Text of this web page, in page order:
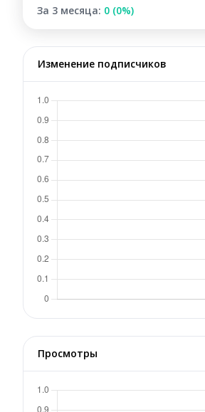
За 3 месяца: 0 (0%)
Изменение подписчиков
Просмотры